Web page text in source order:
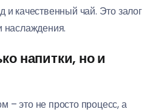
и качественный чай. Это залог
наслаждения.
напитки, но и
– это не просто процесс, а